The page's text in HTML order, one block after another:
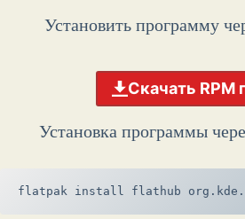
Установить программу
Скачать RPM
Установка программы
flatpak install flathub